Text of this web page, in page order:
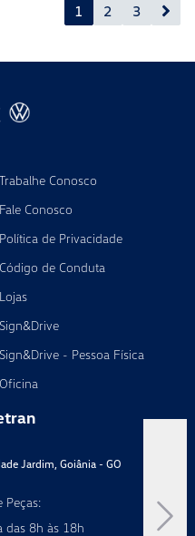
1 2 3
Trabalhe Conosco
Fale Conosco
Política de Privacidade
Código de Conduta
Lojas
Sign&Drive
Sign&Drive - Pessoa Física
Oficina
Portal
St. Santos Dumont, Goiânia - GO
e Peças:
feira das 8h às 18h